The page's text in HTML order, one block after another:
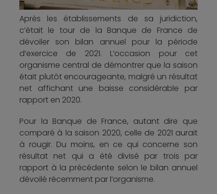
Après les établissements de sa juridiction,
c’était le tour de la Banque de France de
dévoiler son bilan annuel pour la période
d’exercice de 2021. L’occasion pour cet
organisme central de démontrer que la saison
était plutôt encourageante, malgré un résultat
net affichant une baisse considérable par
rapport en 2020.
Pour la Banque de France, autant dire que
comparé à la saison 2020, celle de 2021 aurait
à rougir. Du moins, en ce qui concerne son
résultat net qui a été divisé par trois par
rapport à la précédente selon le bilan annuel
dévoilé récemment par l’organisme.